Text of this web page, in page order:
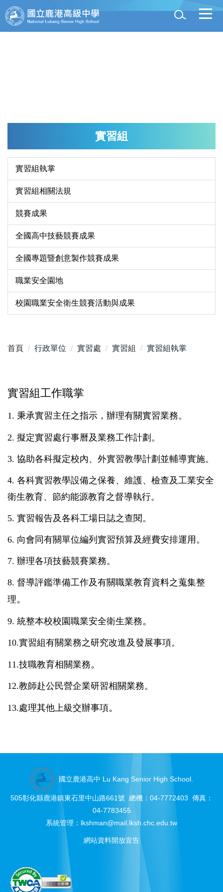
跳
到
主
實習組
實習組執掌
實習組相關法規
競賽成果
全國高中技藝競賽成果
全國專題暨創意製作競賽成果
職業安全園地
校園職業安全衛生競賽活動與成果
首頁 行政單位 實習處 實習組 實習組執掌
實習組工作職掌
1. 秉承實習主任之指示，辦理有關實習業務。
2. 擬定實習處行事曆及業務工作計劃。
3. 協助各科擬定校內、外實習教學計劃並輔導實施。
4. 各科實習教學設備之保養、維護、檢查及工業安全
衛生教育、節約能源教育之督導執行。
5. 實習報告及各科工場日誌之查閱。
6. 向會同有關單位編列實習預算及經費安排運用。
7. 辦理各項技藝競賽業務。
8. 督導評鑑準備工作及有關職業教育資料之蒐集整
理。
9. 統整本校校園職業安全衛生業務。
10.實習組有關業務之研究改進及發展事項。
11.技職教育相關業務。
12.教師赴公民營企業研習相關業務。
13.處理其他上級交辦事項。
國立鹿港高中 Lu Kang Senior High School.
505彰化縣鹿港鎮東石里中山路661號 總機：04-7772403 傳真：
04-7783455
系統管理： lkshman@mail.lksh.chc.edu.tw
網站資料開放宣告